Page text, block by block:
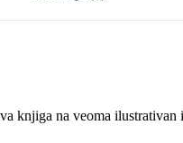
knjiga na veoma